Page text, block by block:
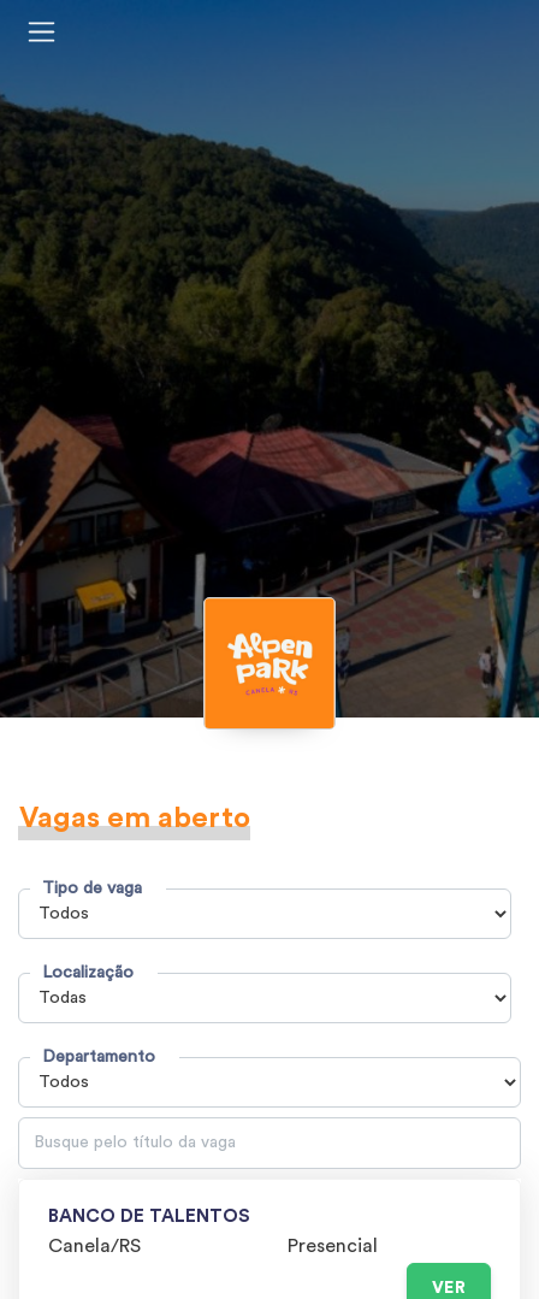
Vagas em aberto
Tipo de vaga
Localização
Departamento
BANCO DE TALENTOS
Canela/RS Presencial
VER